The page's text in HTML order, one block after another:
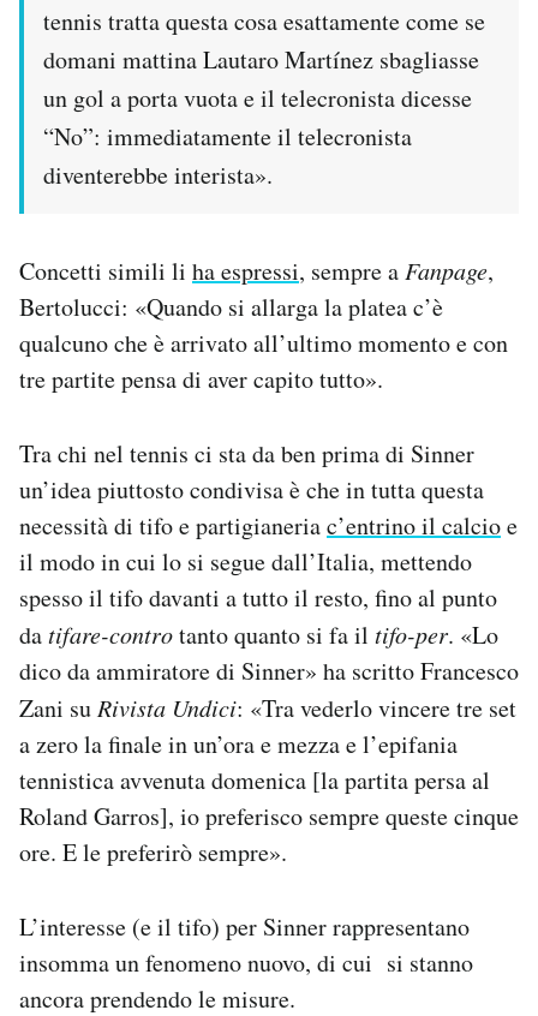
tennis tratta questa cosa esattamente come se
domani mattina Lautaro Martínez sbagliasse
un gol a porta vuota e il telecronista dicesse
“No”: immediatamente il telecronista
diventerebbe interista».
Concetti simili li ha espressi, sempre a Fanpage,
Bertolucci: «Quando si allarga la platea c’è
qualcuno che è arrivato all’ultimo momento e con
tre partite pensa di aver capito tutto».
Tra chi nel tennis ci sta da ben prima di Sinner
un’idea piuttosto condivisa è che in tutta questa
necessità di tifo e partigianeriac’entrino il calcioe
il modo in cui lo si segue dall’Italia, mettendo
spesso il tifo davanti a tutto il resto, fino al punto
datifare-controtanto quanto si fa il tifo-per. «Lo
dico da ammiratore di Sinner» ha scritto Francesco
Zani su Rivista Undici: «Tra vederlo vincere tre set
a zero la finale in un’ora e mezza e l’epifania
tennistica avvenuta domenica [la partita persa al
Roland Garros], io preferisco sempre queste cinque
ore. E le preferirò sempre».
L’interesse (e il tifo) per Sinner rappresentano
insomma un fenomeno nuovo, di cui si stanno
ancora prendendo le misure.